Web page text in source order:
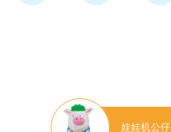
娃娃机公仔